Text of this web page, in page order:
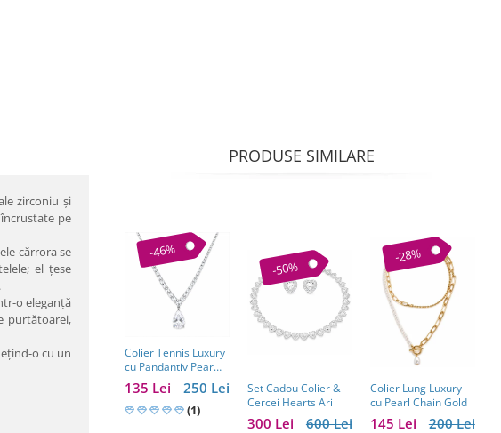
zirconiu şi
pe
cărrora se
el ţese
o eleganţă
purtătoarei,
o cu un
PRODUSE SIMILARE
-46%
Colier Tennis Luxury
cu Pandantiv Pear
Cut – Eleganță
Atemporală 250 Lei
135 Lei
(1)
-50%
Set Cadou Colier &
Cercei Hearts Ari
600 Lei
300 Lei
-28%
Colier Lung Luxury
cu Pearl Chain Gold
200 Lei
145 Lei